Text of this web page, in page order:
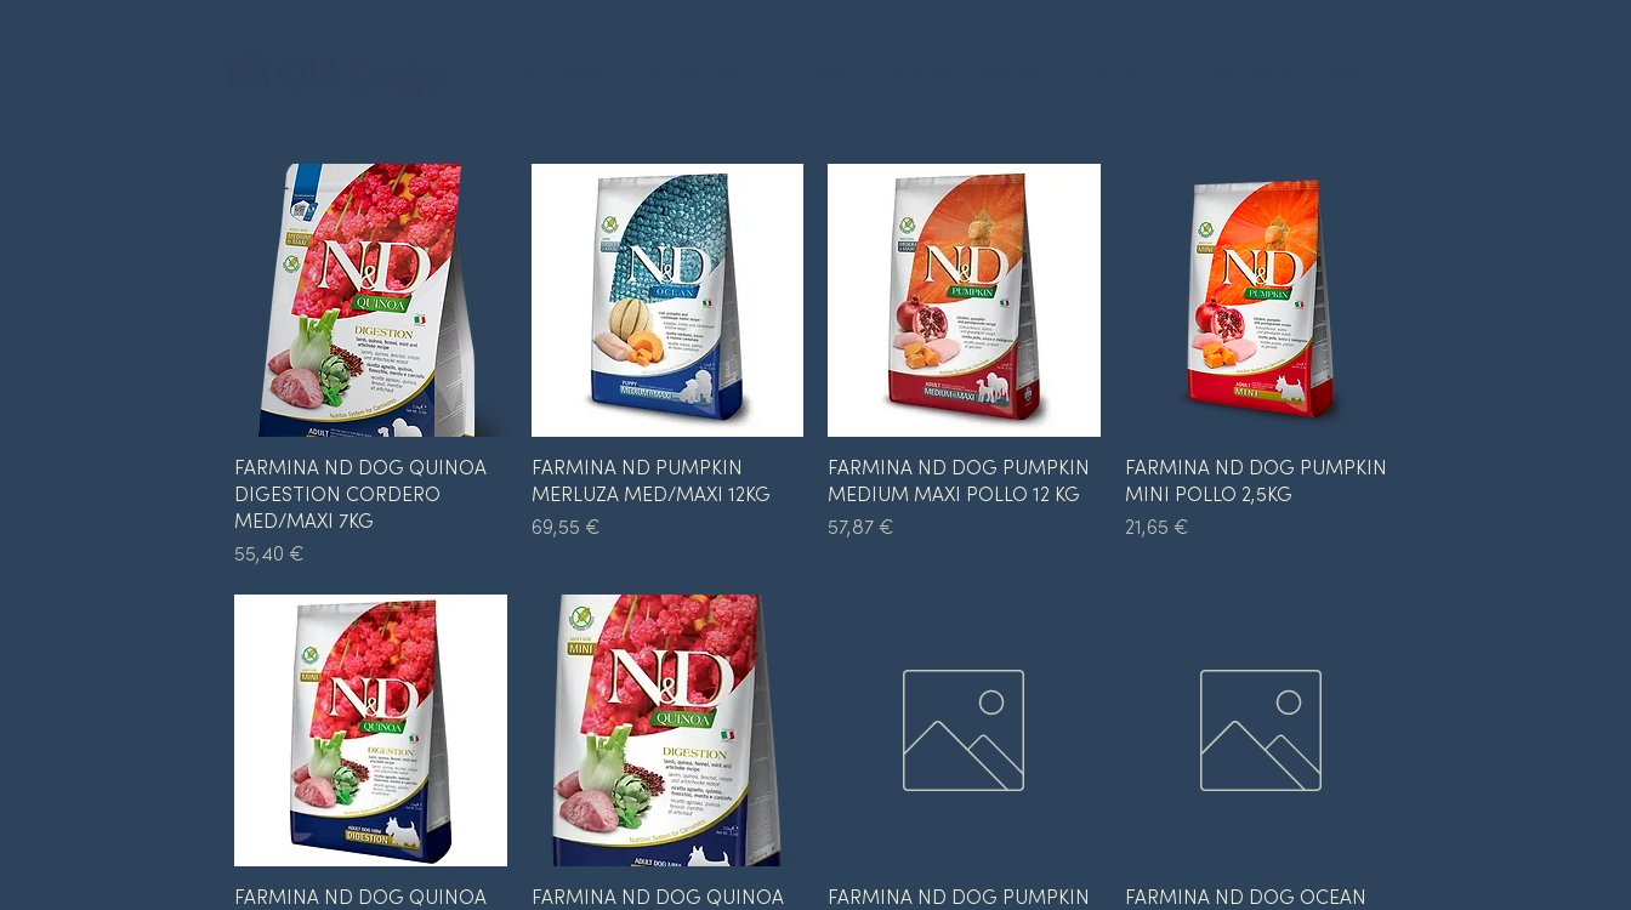
Vista rápida
FARMINA ND DOG QUINOA
DIGESTION CORDERO
MED/MAXI 7KG
Precio
55,40 €
Vista rápida
FARMINA ND PUMPKIN
MERLUZA MED/MAXI 12KG
Precio
69,55 €
Vista rápida
FARMINA ND DOG PUMPKIN
MEDIUM MAXI POLLO 12 KG
Precio
57,87 €
Vista rápida
FARMINA ND DOG PUMPKIN
MINI POLLO 2,5KG
Precio
21,65 €
Vista rápida
FARMINA ND DOG QUINOA
Vista rápida
FARMINA ND DOG QUINOA
Vista rápida
FARMINA ND DOG PUMPKIN
Vista rápida
FARMINA ND DOG OCEAN